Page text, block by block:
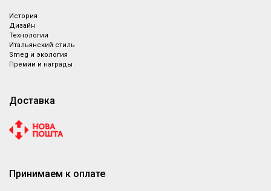
История
Дизайн
Технологии
Итальянский стиль
Smeg и экология
Премии и награды
Доставка
Принимаем к оплате